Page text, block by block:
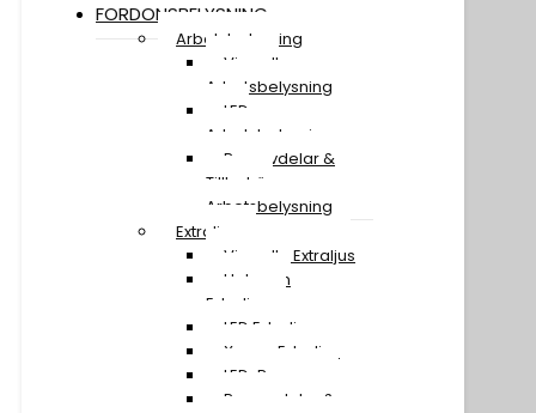
FORDONSBELYSNING
Arbetsbelysning
Visa all
Arbetsbelysning
LED
Arbetsbelysning
Reservdelar &
Tillbehör
Arbetsbelysning
Extraljus
Visa alla Extraljus
Halogen
Extraljus
LED Extraljus
Xenon Extraljus
LED-Ramper
Reservdelar &